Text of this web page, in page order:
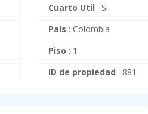
Cuarto Util : Si
País : Colombia
Piso : 1
ID de propiedad : 881